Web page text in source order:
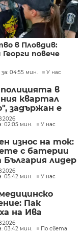
в Пловдив:
повече
04:55 мин. У нас
полицията в
квартал
задържан е
са
460 000 евро
02:05 мин.
У нас
износ на ток:
с батерии
България лидер
05:42 мин.
У нас
Пак
на Ива
да се лекува
03:42 мин.
По света